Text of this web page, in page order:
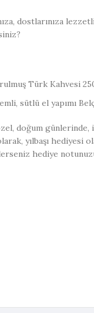
dostlarınıza
Türk Kahvesi
sütlü el yapımı
doğum günlerinde,
yılbaşı hediyesi
hediye